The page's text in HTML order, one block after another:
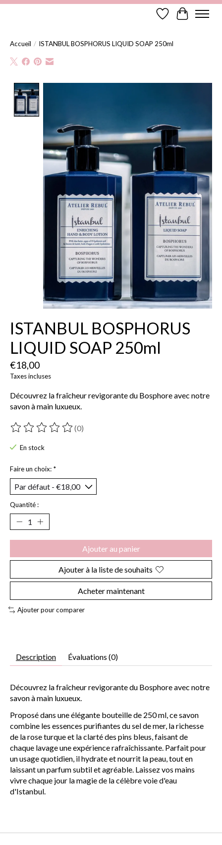
Liste de souhaits
Panier
Accueil / ISTANBUL BOSPHORUS LIQUID SOAP 250ml
ISTANBUL BOSPHORUS
LIQUID SOAP 250ml
€18,00
Taxes incluses
Découvrez la fraîcheur revigorante du Bosphore avec notre
savon à main luxueux.
Ce produit est évalué à
(0)
En stock
Faire un choix: *
Quantité :
Ajouter au panier
Ajouter à la liste de souhaits
Acheter maintenant
Ajouter pour comparer
Description Évaluations (0)
Découvrez la fraîcheur revigorante du Bosphore avec notre
savon à main luxueux.
Proposé dans une élégante bouteille de 250 ml, ce savon
combine les essences purifiantes du sel de mer, la richesse
de la rose turque et la clarté des pins bleus, faisant de
chaque lavage une expérience rafraîchissante. Parfait pour
un usage quotidien, il hydrate et nourrit la peau, tout en
laissant un parfum subtil et agréable. Laissez vos mains
vivre chaque jour la magie de la célèbre voie d'eau
d'Istanbul.